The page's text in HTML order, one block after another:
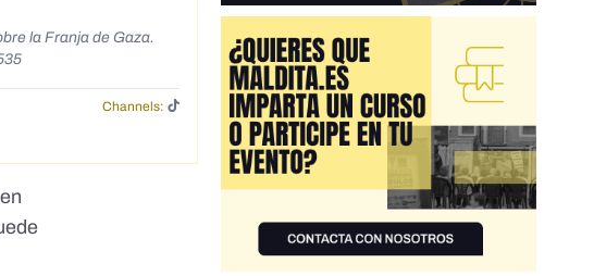
la Franja de Gaza.
Channels: